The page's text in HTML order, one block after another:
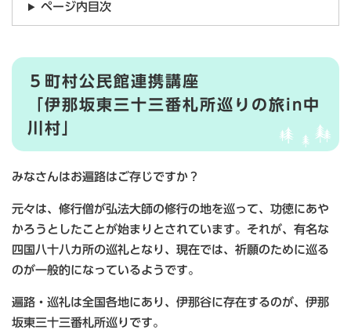
ページ内目次
５町村公民館連携講座
「伊那坂東三十三番札所巡りの旅in中
川村」
みなさんはお遍路はご存じですか？
元々は、修行僧が弘法大師の修行の地を巡って、功徳にあや
かろうとしたことが始まりとされています。それが、有名な
四国八十八カ所の巡礼となり、現在では、祈願のために巡る
のが一般的になっているようです。
遍路・巡礼は全国各地にあり、伊那谷に存在するのが、伊那
坂東三十三番札所巡りです。